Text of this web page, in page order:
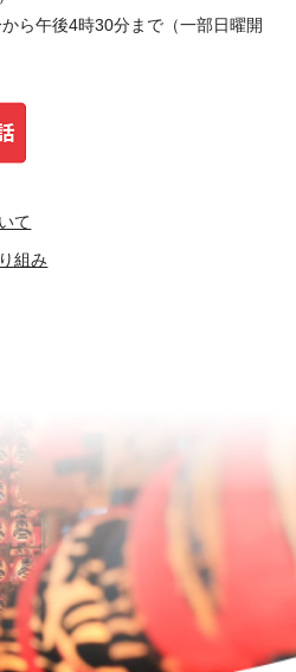
ら午後4時30分まで（一部日曜開
て
組み